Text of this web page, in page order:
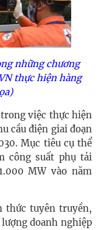
những chương
thực hiện hàng
việc thực hiện
cầu điện giai đoạn
Mục tiêu cụ thể
công suất phụ tải
MW vào năm
thức tuyên truyền,
doanh nghiệp